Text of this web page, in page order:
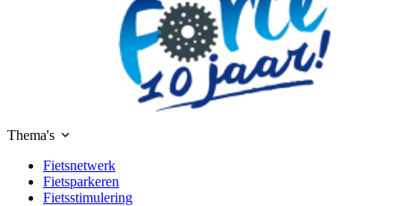
Thema's
Fietsnetwerk
Fietsparkeren
Fietsstimulering